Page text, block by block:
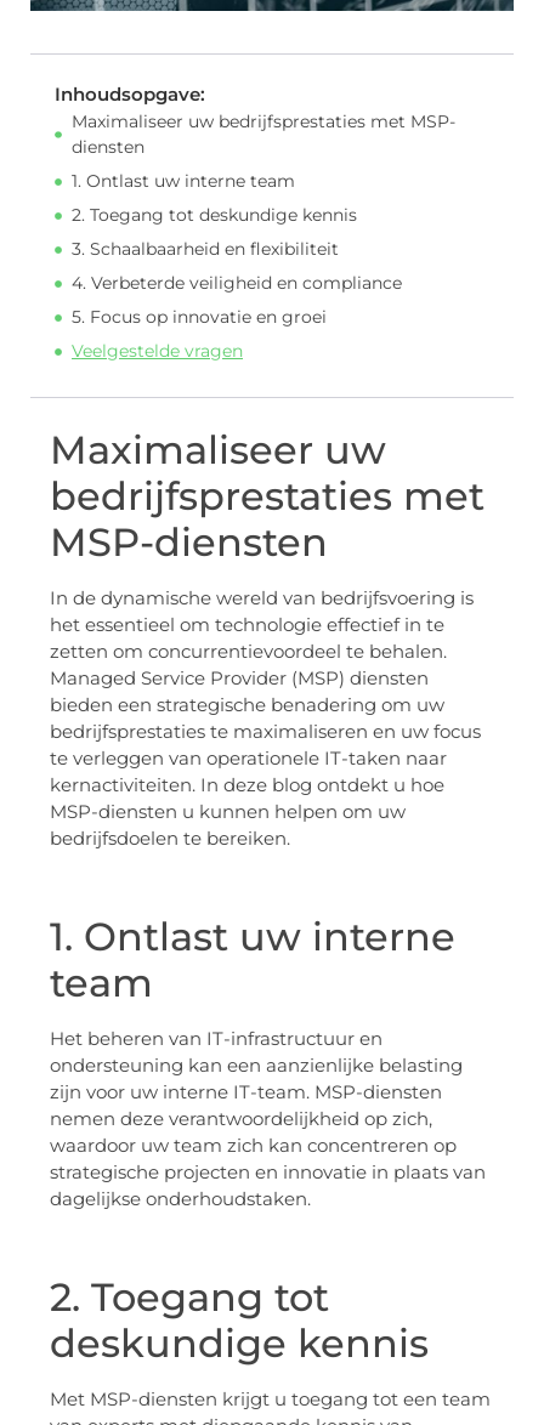
Inhoudsopgave:
Maximaliseer uw bedrijfsprestaties met MSP-
diensten
1. Ontlast uw interne team
2. Toegang tot deskundige kennis
3. Schaalbaarheid en flexibiliteit
4. Verbeterde veiligheid en compliance
5. Focus op innovatie en groei
Veelgestelde vragen
Maximaliseer uw
bedrijfsprestaties met
MSP-diensten
In de dynamische wereld van bedrijfsvoering is
het essentieel om technologie effectief in te
zetten om concurrentievoordeel te behalen.
Managed Service Provider (MSP) diensten
bieden een strategische benadering om uw
bedrijfsprestaties te maximaliseren en uw focus
te verleggen van operationele IT-taken naar
kernactiviteiten. In deze blog ontdekt u hoe
MSP-diensten u kunnen helpen om uw
bedrijfsdoelen te bereiken.
1. Ontlast uw interne
team
Het beheren van IT-infrastructuur en
ondersteuning kan een aanzienlijke belasting
zijn voor uw interne IT-team. MSP-diensten
nemen deze verantwoordelijkheid op zich,
waardoor uw team zich kan concentreren op
strategische projecten en innovatie in plaats van
dagelijkse onderhoudstaken.
2. Toegang tot
deskundige kennis
Met MSP-diensten krijgt u toegang tot een team